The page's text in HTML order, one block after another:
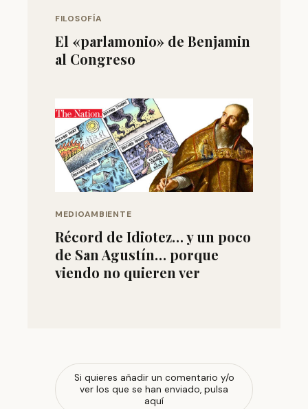
FILOSOFÍA
El «parlamonio» de Benjamin
al Congreso
MEDIOAMBIENTE
Récord de Idiotez… y un poco
de San Agustín… porque
viendo no quieren ver
Si quieres añadir un comentario y/o
ver los que se han enviado, pulsa
aquí